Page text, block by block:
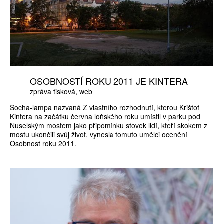
OSOBNOSTÍ ROKU 2011 JE KINTERA
zpráva tisková web
Socha-lampa nazvaná Z vlastního rozhodnutí, kterou Krištof
Kintera na začátku června loňského roku umístil v parku pod
Nuselským mostem jako připomínku stovek lidí, kteří skokem z
mostu ukončili svůj život, vynesla tomuto umělci ocenění
Osobnost roku 2011.